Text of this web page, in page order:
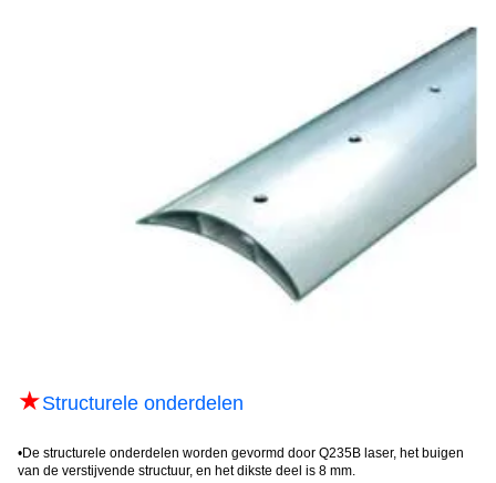
★Structurele onderdelen
•De structurele onderdelen worden gevormd door Q235B laser, het buigen
van de verstijvende structuur, en het dikste deel is 8 mm.